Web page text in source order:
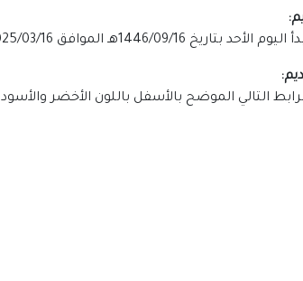
بتاريخ 1446/09/16هـ الموافق 2025/03/16م.
التالي الموضح بالأسفل باللون الأخضر والأسود